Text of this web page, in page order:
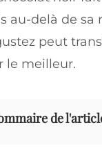
au-delà de sa
peut
le meilleur.
de